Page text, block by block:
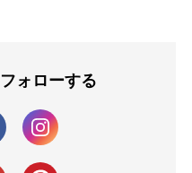
フォローする